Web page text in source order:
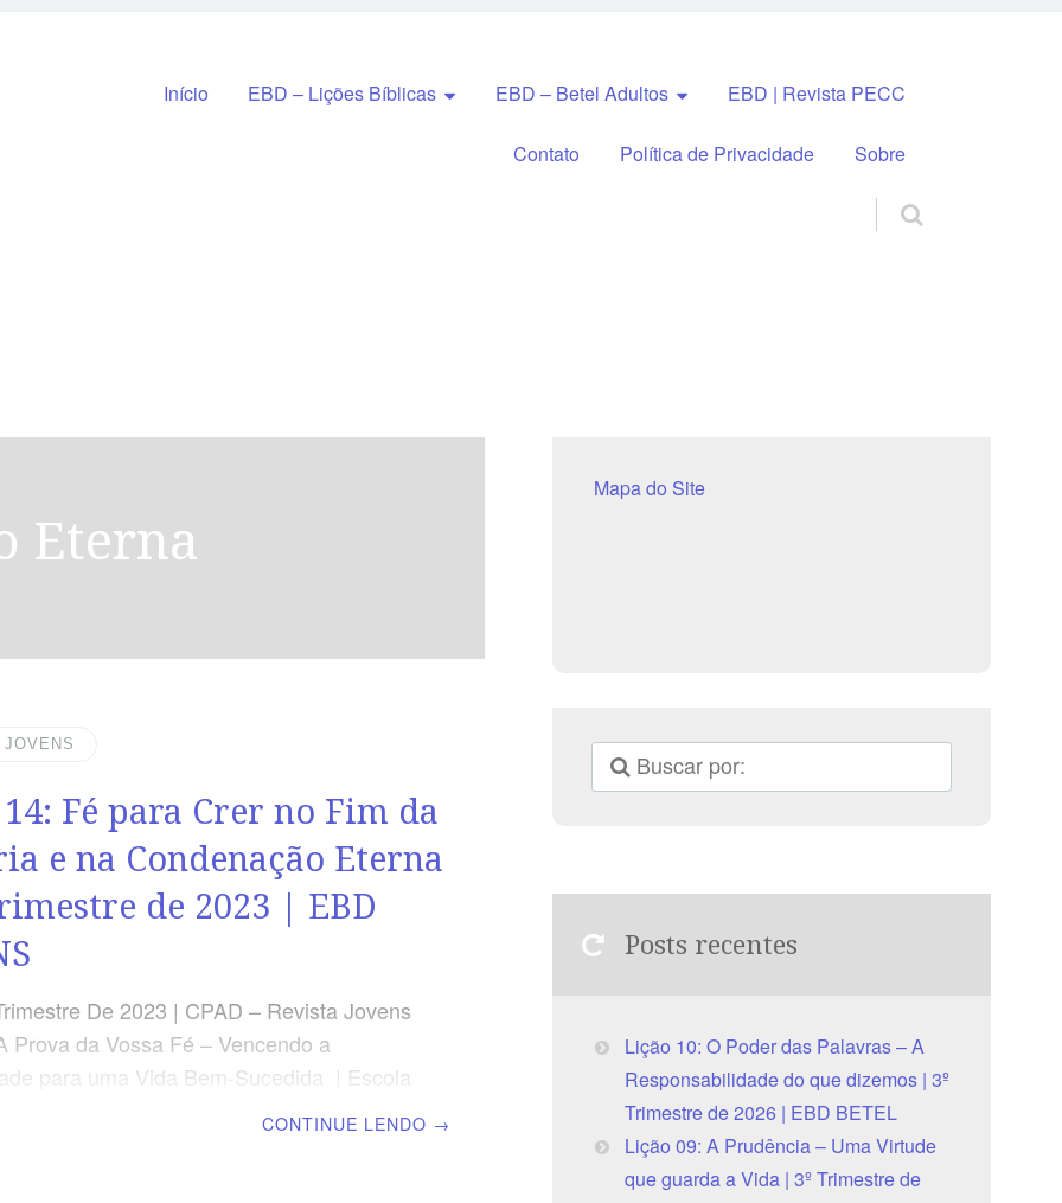
Pular para o conteúdo
Início EBD – Lições Bíblicas EBD – Betel Adultos EBD | Revista PECC
Contato Política de Privacidade Sobre
Eterna
JOVENS
Fé para Crer no Fim da
e na Condenação Eterna
de 2023 | EBD
De 2023 | CPAD – Revista Jovens
Prova da Vossa Fé – Vencendo a
para uma Vida Bem-Sucedida | Escola
CONTINUE LENDO →
Mapa do Site
Posts recentes
Lição 10: O Poder das Palavras – A
Responsabilidade do que dizemos | 3º
Trimestre de 2026 | EBD BETEL
Lição 09: A Prudência – Uma Virtude
que guarda a Vida | 3º Trimestre de